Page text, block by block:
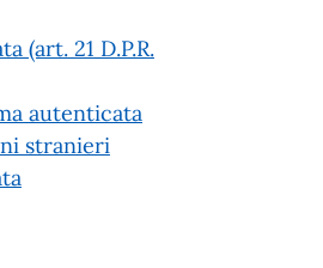
(art. 21 D.P.R.
autenticata
stranieri